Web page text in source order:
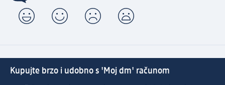
Kupujte brzo i udobno s 'Moj dm' računom